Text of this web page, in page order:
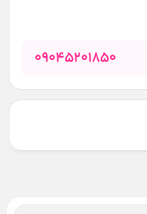
09045201850